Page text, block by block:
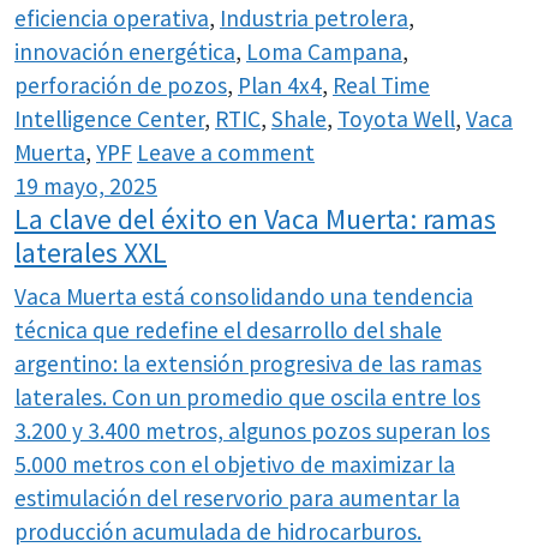
eficiencia operativa, Industria petrolera,
innovación energética, Loma Campana,
perforación de pozos, Plan 4x4, Real Time
Intelligence Center, RTIC, Shale, Toyota Well, Vaca
Muerta, YPF Leave a comment
19 mayo, 2025
La clave del éxito en Vaca Muerta: ramas
laterales XXL
Vaca Muerta está consolidando una tendencia
técnica que redefine el desarrollo del shale
argentino: la extensión progresiva de las ramas
laterales. Con un promedio que oscila entre los
3.200 y 3.400 metros, algunos pozos superan los
5.000 metros con el objetivo de maximizar la
estimulación del reservorio para aumentar la
producción acumulada de hidrocarburos.